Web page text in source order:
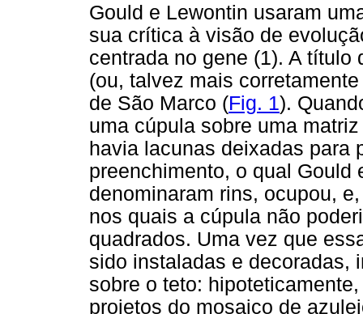
Gould e Lewontin usaram
sua crítica à visão de
centrada no gene (1). A
(ou, talvez mais
de São Marco (Fig. 1).
uma cúpula sobre uma
havia lacunas deixadas para
preenchimento, o qual Gould
denominaram rins, ocupou,
nos quais a cúpula não
quadrados. Uma vez que
sido instaladas e decoradas,
sobre o teto:
projetos do mosaico de